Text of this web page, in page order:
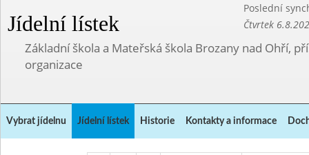
Jídelní lístek
Poslední
Čtvrtek
Základní škola a Mateřská škola Brozany nad Ohří,
organizace
Vybrat jídelnu Jídelní lístek Historie Kontakty a informace